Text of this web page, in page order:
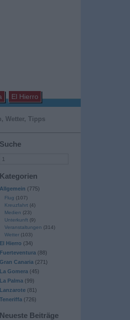
El Hierro
Wetter, Tipps
Suche
Kategorien
Allgemein (775)
Flug (107)
Kreuzfahrt (4)
Medien (23)
Unterkunft (9)
Veranstaltungen (314)
Wetter(103)
El Hierro (34)
Fuerteventura (88)
Gran Canaria (271)
La Gomera (45)
La Palma (99)
Lanzarote(81)
Teneriffa (726)
Neueste Beiträge